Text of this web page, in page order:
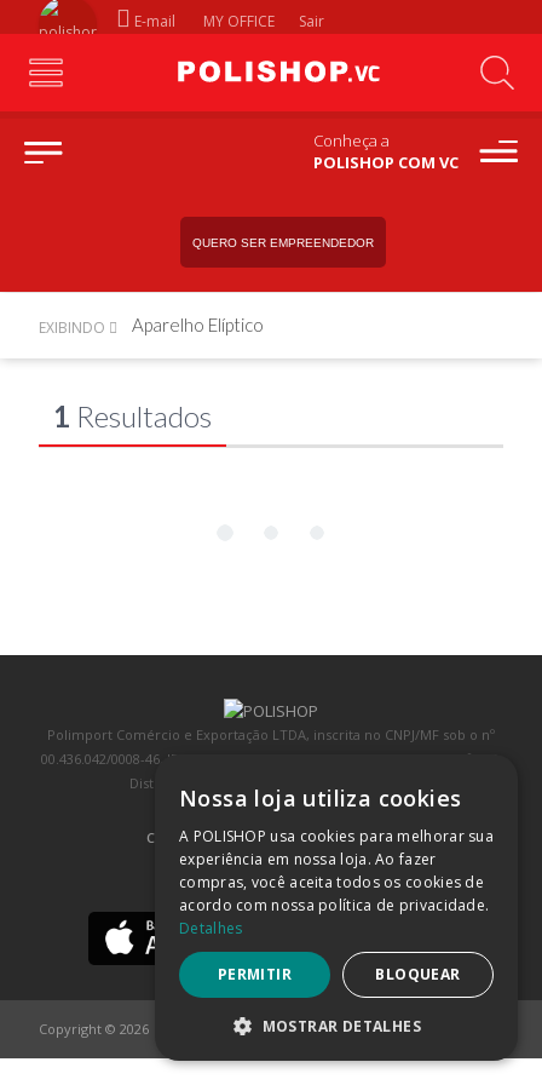
E-mail MY OFFICE Sair
Conheça a
POLISHOP COM VC
QUERO SER EMPREENDEDOR
EXIBINDO Aparelho Elíptico
1 Resultados
Polimport Comércio e Exportação LTDA, inscrita no CNPJ/MF sob o nº
00.436.042/0008-46, IE 407.458.707.103, com sede na Rua Kanebo, nº 175,
Distrito Industrial, Jundiaí/SP, CEP: 13213-090
COMPRA 100% SEGURA (SAIBA MAIS)
BAIXE NOSSO APP
Copyright © 2026
Nossa loja utiliza cookies
A POLISHOP usa cookies para melhorar sua
experiência em nossa loja. Ao fazer
compras, você aceita todos os cookies de
acordo com nossa política de privacidade.
Detalhes
PERMITIR BLOQUEAR
MOSTRAR DETALHES
ESTRITAMENTE NECESSÁRIOS